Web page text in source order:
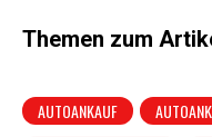
Themen zum
AUTOANKAUF